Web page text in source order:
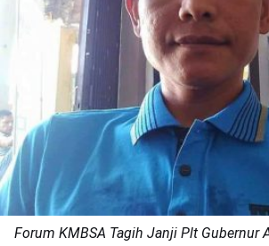
Forum KMBSA Tagih Janji Plt Gubernur